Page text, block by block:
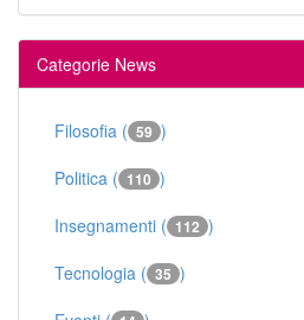
Categorie News
Filosofia ( 59 )
Politica ( 110 )
Insegnamenti ( 112 )
Tecnologia ( 35 )